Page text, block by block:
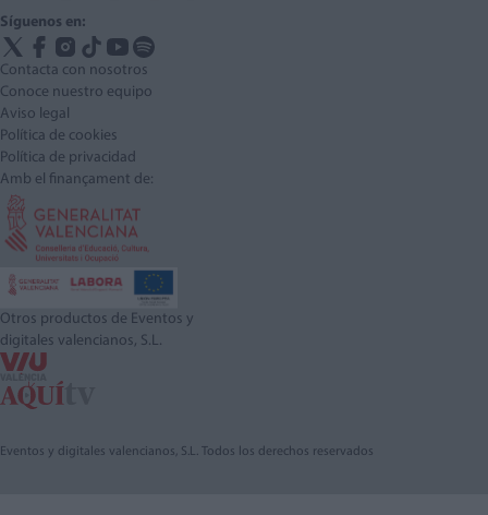
Síguenos en:
Contacta con nosotros
Conoce nuestro equipo
Aviso legal
Política de cookies
Política de privacidad
Amb el finançament de:
Otros productos de Eventos y
digitales valencianos, S.L.
Eventos y digitales valencianos, S.L. Todos los derechos reservados